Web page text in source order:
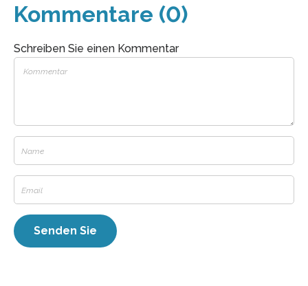
Kommentare (0)
Schreiben Sie einen Kommentar